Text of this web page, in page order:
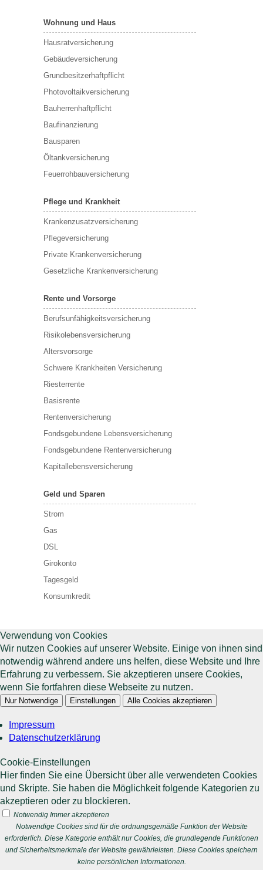
Wohnung und Haus
Hausratversicherung
Gebäudeversicherung
Grundbesitzerhaftpflicht
Photovoltaikversicherung
Bauherrenhaftpflicht
Baufinanzierung
Bausparen
Öltankversicherung
Feuerrohbauversicherung
Pflege und Krankheit
Krankenzusatzversicherung
Pflegeversicherung
Private Krankenversicherung
Gesetzliche Krankenversicherung
Rente und Vorsorge
Berufs­unfähigkeitsversicherung
Risikolebensversicherung
Altersvorsorge
Schwere Krankheiten Versicherung
Riesterrente
Basisrente
Rentenversicherung
Fondsgebundene Lebensversicherung
Fondsgebundene Rentenversicherung
Kapitallebensversicherung
Geld und Sparen
Strom
Gas
DSL
Girokonto
Tagesgeld
Konsumkredit
Verwendung von Cookies
Wir nutzen Cookies auf unserer Website. Einige von ihnen sind
notwendig während andere uns helfen, diese Website und Ihre
Erfahrung zu verbessern. Sie akzeptieren unsere Cookies,
wenn Sie fortfahren diese Webseite zu nutzen.
Nur Notwendige Einstellungen Alle Cookies akzeptieren
Impressum
Datenschutzerklärung
Cookie-Einstellungen
Hier finden Sie eine Übersicht über alle verwendeten Cookies
und Skripte. Sie haben die Möglichkeit folgende Kategorien zu
akzeptieren oder zu blockieren.
Notwendig Immer akzeptieren
Notwendige Cookies sind für die ordnungsgemäße Funktion der Website
erforderlich. Diese Kategorie enthält nur Cookies, die grundlegende Funktionen
und Sicherheitsmerkmale der Website gewährleisten. Diese Cookies speichern
keine persönlichen Informationen.